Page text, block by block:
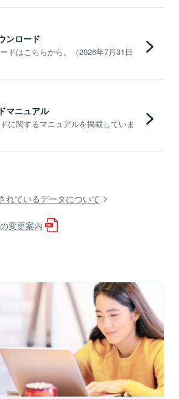
ンロード
ドはこちらから。（2026年7月31日
マニュアル
に関するマニュアルを掲載していま
れているデータについて
変更案内